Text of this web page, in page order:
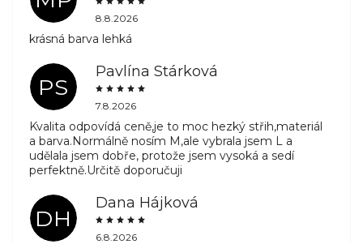
8.8.2026
krásná barva lehká
PS
Pavlína Stárková
7.8.2026
Kvalita odpovídá ceně,je to moc hezký střih,materiál
a barva.Normálně nosím M,ale vybrala jsem L a
udělala jsem dobře, protože jsem vysoká a sedí
perfektně.Určitě doporučuji
DH
Dana Hájková
6.8.2026